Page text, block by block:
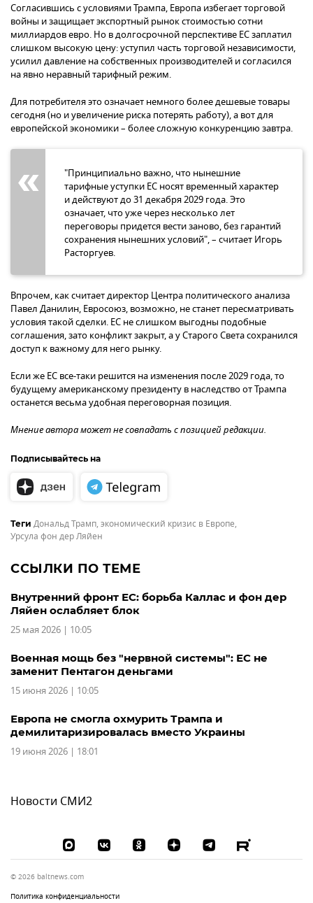
Согласившись с условиями Трампа, Европа избегает торговой
войны и защищает экспортный рынок стоимостью сотни
миллиардов евро. Но в долгосрочной перспективе ЕС заплатил
слишком высокую цену: уступил часть торговой независимости,
усилил давление на собственных производителей и согласился
на явно неравный тарифный режим.
Для потребителя это означает немного более дешевые товары
сегодня (но и увеличение риска потерять работу), а вот для
европейской экономики – более сложную конкуренцию завтра.
"Принципиально важно, что нынешние
тарифные уступки ЕС носят временный характер
и действуют до 31 декабря 2029 года. Это
означает, что уже через несколько лет
переговоры придется вести заново, без гарантий
сохранения нынешних условий", – считает Игорь
Расторгуев.
Впрочем, как считает директор Центра политического анализа
Павел Данилин, Евросоюз, возможно, не станет пересматривать
условия такой сделки. ЕС не слишком выгодны подобные
соглашения, зато конфликт закрыт, а у Старого Света сохранился
доступ к важному для него рынку.
Если же ЕС все-таки решится на изменения после 2029 года, то
будущему американскому президенту в наследство от Трампа
останется весьма удобная переговорная позиция.
Мнение автора может не совпадать с позицией редакции.
Подписывайтесь на
Теги Дональд Трамп, экономический кризис в Европе,
Урсула фон дер Ляйен
ССЫЛКИ ПО ТЕМЕ
Внутренний фронт ЕС: борьба Каллас и фон дер
Ляйен ослабляет блок
25 мая 2026 | 10:05
Военная мощь без "нервной системы": ЕС не
заменит Пентагон деньгами
15 июня 2026 | 10:05
Европа не смогла охмурить Трампа и
демилитаризировалась вместо Украины
19 июня 2026 | 18:01
Новости СМИ2
© 2026 baltnews.com
Политика конфиденциальности